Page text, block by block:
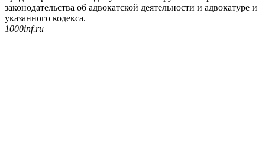
законодательства об адвокатской деятельности и адвокатуре и
указанного кодекса.
1000inf.ru